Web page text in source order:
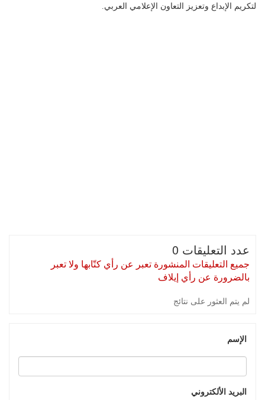
لتكريم الإبداع وتعزيز التعاون الإعلامي العربي.
عدد التعليقات 0
جميع التعليقات المنشورة تعبر عن رأي كتّابها ولا تعبر
بالضرورة عن رأي إيلاف
لم يتم العثور على نتائج
الإسم
البريد الألكتروني